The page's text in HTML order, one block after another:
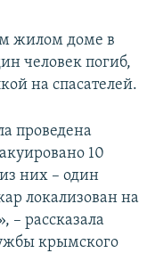
жилом доме в
человек погиб,
на спасателей.
проведена
10
них – один
локализован на
– рассказала
крымского